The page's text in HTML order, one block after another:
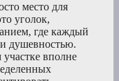
место для
уголок,
где каждый
душевностью.
вполне